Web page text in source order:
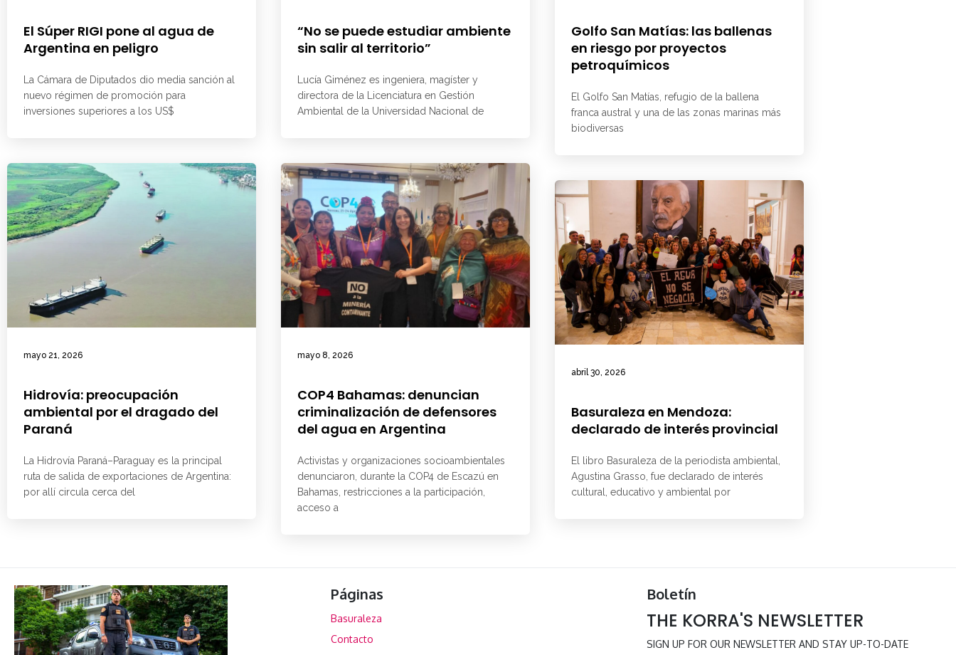
El Súper RIGI pone al agua de
Argentina en peligro
La Cámara de Diputados dio media sanción al
nuevo régimen de promoción para
inversiones superiores a los US$
“No se puede estudiar ambiente
sin salir al territorio”
Lucía Giménez es ingeniera, magíster y
directora de la Licenciatura en Gestión
Ambiental de la Universidad Nacional de
Golfo San Matías: las ballenas
en riesgo por proyectos
petroquímicos
El Golfo San Matías, refugio de la ballena
franca austral y una de las zonas marinas más
biodiversas
mayo 21, 2026
Hidrovía: preocupación
ambiental por el dragado del
Paraná
La Hidrovía Paraná–Paraguay es la principal
ruta de salida de exportaciones de Argentina:
por allí circula cerca del
mayo 8, 2026
COP4 Bahamas: denuncian
criminalización de defensores
del agua en Argentina
Activistas y organizaciones socioambientales
denunciaron, durante la COP4 de Escazú en
Bahamas, restricciones a la participación,
acceso a
abril 30, 2026
Basuraleza en Mendoza:
declarado de interés provincial
El libro Basuraleza de la periodista ambiental,
Agustina Grasso, fue declarado de interés
cultural, educativo y ambiental por
Páginas
Basuraleza
Contacto
Boletín
THE KORRA'S NEWSLETTER
SIGN UP FOR OUR NEWSLETTER AND STAY UP-TO-DATE